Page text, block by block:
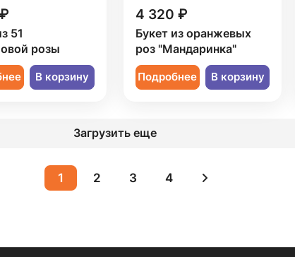
51
розы
В корзину
4 320 ₽
Букет из оранжевых
роз "Мандаринка"
Подробнее В корзину
Загрузить еще
1 2 3 4